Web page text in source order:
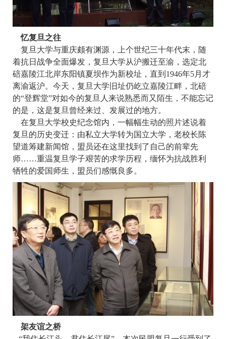
忆复旦之往
复旦大学与重庆颇有渊源，上个世纪三十年代末，随
着抗日战争全面爆发，复旦大学从沪搬迁至渝，选定北
碚嘉陵江北岸东阳镇夏坝作为新校址，直到1946年5月才
离渝返沪。今天，复旦大学旧址仍屹立嘉陵江畔，北碚
的“登辉堂”对如今的复旦人来说熟悉而又陌生，不能忘记
的是，这是复旦曾经来过、发展过的地方。
在复旦大学校史纪念馆内，一幅幅生动的照片述说着
复旦的历史变迁：由私立大学转为国立大学，老校长陈
望道筹建新闻馆，盟员还在这里找到了自己的前辈先
师……重温复旦学子艰苦的求学历程，缅怀为抗战胜利
牺牲的爱国师生，盟员们感慨良多。
架友谊之桥